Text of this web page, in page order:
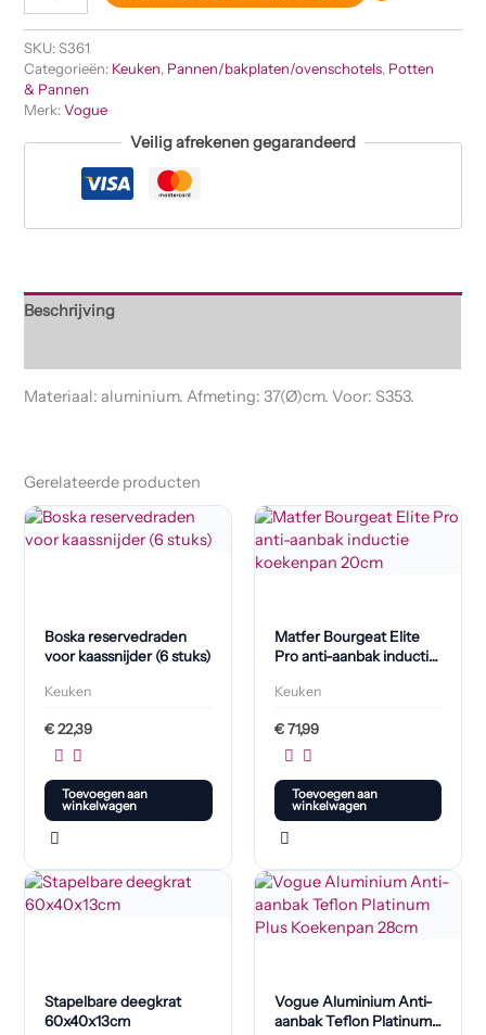
SKU:S361
Categorieën: Keuken, Pannen/bakplaten/ovenschotels, Potten
& Pannen
Merk:Vogue
Veilig afrekenen gegarandeerd
Beschrijving
Materiaal: aluminium. Afmeting: 37(Ø)cm. Voor: S353.
Gerelateerde producten
Boska reservedraden
voor kaassnijder (6 stuks)
Keuken
€22,39
Toevoegen aan
winkelwagen
Matfer Bourgeat Elite
Pro anti-aanbak inductie
Keuken
€71,99
Toevoegen aan
winkelwagen
Stapelbare deegkrat
60x40x13cm
Vogue Aluminium Anti-
aanbak Teflon Platinum